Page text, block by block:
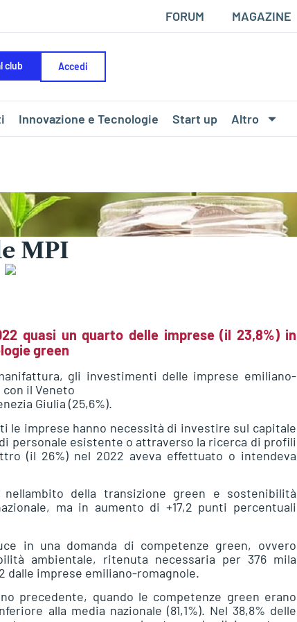
FORUM MAGAZINE
club Accedi
Innovazione e Tecnologie Start up Altro
MPI
quasi un quarto delle imprese (il 23,8%) in
green
gli investimenti delle imprese emiliano-
con il Veneto
Giulia (25,6%).
le imprese hanno necessità di investire sul capitale
personale esistente o attraverso la ricerca di profili
(il 26%) nel 2022 aveva effettuato o intendeva
della transizione green e sostenibilità
ma in aumento di +17,2 punti percentuali
in una domanda di competenze green, ovvero
ambientale, ritenuta necessaria per 376 mila
dalle imprese emiliano-romagnole.
precedente, quando le competenze green erano
alla media nazionale (81,1%). Nel 38,8% delle